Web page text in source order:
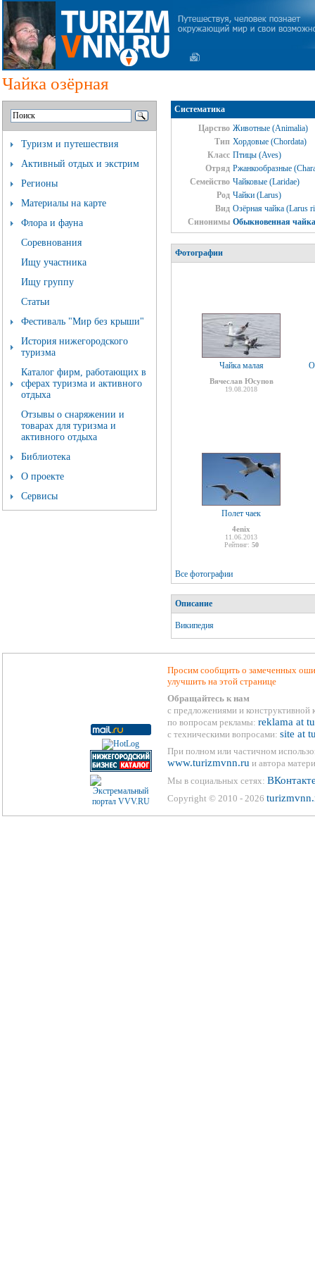
Чайка озёрная
Туризм и путешествия
Активный отдых и экстрим
Регионы
Материалы на карте
Флора и фауна
Соревнования
Ищу участника
Ищу группу
Статьи
Фестиваль "Мир без крыши"
История нижегородского
туризма
Каталог фирм, работающих в
сферах туризма и активного
отдыха
Отзывы о снаряжении и
товарах для туризма и
активного отдыха
Библиотека
О проекте
Сервисы
Систематика
Царство Животные (Animalia)
Тип Хордовые (Chordata)
Класс Птицы (Aves)
Отряд Ржанкообразные
Семейство Чайковые (Laridae)
Род Чайки (Larus)
Вид Озёрная чайка (Larus
Синонимы Обыкновенная
Фотографии
Чайка малая
Вячеслав Юсупов
19.08.2018
Полет чаек
4enix
11.06.2013
Рейтинг: 50
Все фотографии
Описание
Википедия
Просим сообщить о замеченных
улучшить на этой странице
Обращайтесь к нам
с предложениями и конструктивной
по вопросам рекламы: reklama at
с техническими вопросами: site at
При полном или частичном
www.turizmvnn.ru и автора
Мы в социальных сетях:
Copyright © 2010 - 2026